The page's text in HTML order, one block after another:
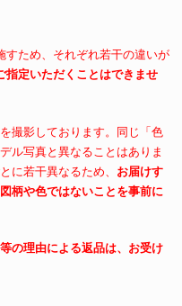
すため、それぞれ若干の違いが
指定いただくことはできませ
撮影しております。同じ「色
ル写真と異なることはありま
に若干異なるため、 お届けす
柄や色ではないことを事前に
の理由による返品は、お受け